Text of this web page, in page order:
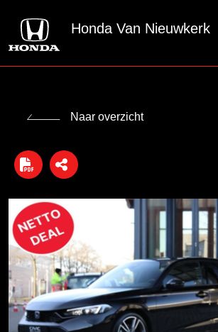
Honda Van Nieuwkerk
Naar overzicht